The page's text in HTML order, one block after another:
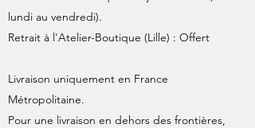
lundi au vendredi).
Retrait à l'Atelier-Boutique (Lille) : Offert
Livraison uniquement en France
Métropolitaine.
Pour une livraison en dehors des frontières,